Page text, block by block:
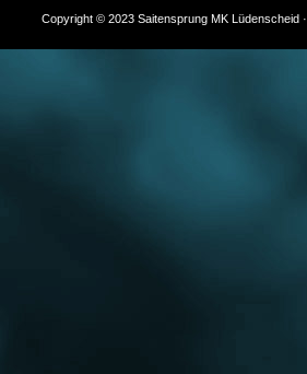
Copyright © 2023 Saitensprung MK Lüdenscheid ·